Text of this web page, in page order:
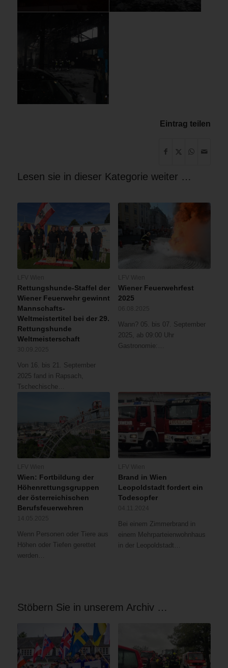
Eintrag teilen
Lesen sie in dieser Kategorie weiter …
Rettungshunde-Staffel der
Wiener Feuerwehr gewinnt
Mannschafts-
Weltmeistertitel bei der 29.
Rettungshunde
Weltmeisterschaft
Von 16. bis 21. September
2025 fand in Rapsach,
Tschechische…
Wiener Feuerwehrfest
2025
Wann? 05. bis 07. September
2025, ab 09:00 Uhr
Gastronomie:…
Wien: Fortbildung der
Höhenrettungsgruppen
der österreichischen
Berufsfeuerwehren
Wenn Personen oder Tiere aus
Höhen oder Tiefen gerettet
werden…
Brand in Wien
Leopoldstadt fordert ein
Todesopfer
Bei einem Zimmerbrand in
einem Mehrparteienwohnhaus
in der Leopoldstadt…
Stöbern Sie in unserem Archiv …